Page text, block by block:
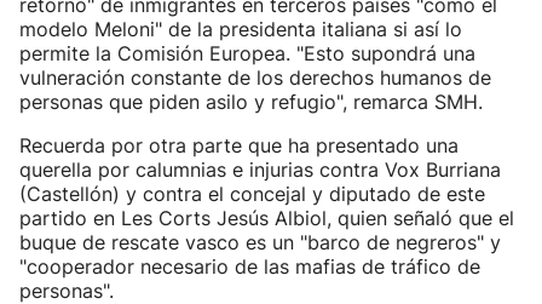
retorno" de inmigrantes en terceros países "como el
modelo Meloni" de la presidenta italiana si así lo
permite la Comisión Europea. "Esto supondrá una
vulneración constante de los derechos humanos de
personas que piden asilo y refugio", remarca SMH.
Recuerda por otra parte que ha presentado una
querella por calumnias e injurias contra Vox Burriana
(Castellón) y contra el concejal y diputado de este
partido en Les Corts Jesús Albiol, quien señaló que el
buque de rescate vasco es un "barco de negreros" y
"cooperador necesario de las mafias de tráfico de
personas".